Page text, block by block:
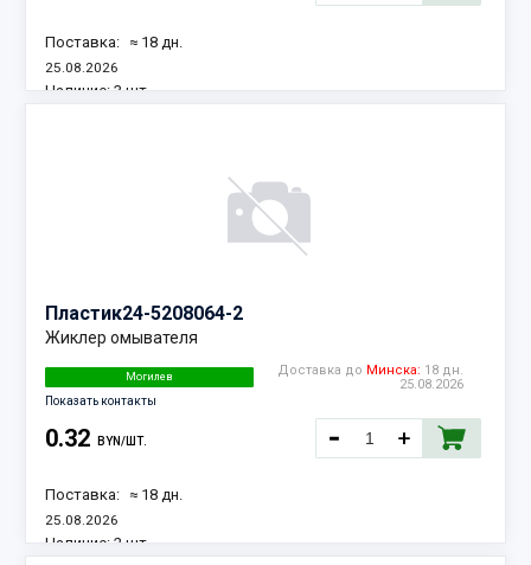
Поставка: ≈ 18 дн.
25.08.2026
Наличие: 3 шт.
Пластик24-5208064-2
Жиклер омывателя
Могилев
Показать контакты
Доставка до Минска: 18 дн.
25.08.2026
0.32 BYN/ШТ.
Поставка: ≈ 18 дн.
25.08.2026
Наличие: 2 шт.